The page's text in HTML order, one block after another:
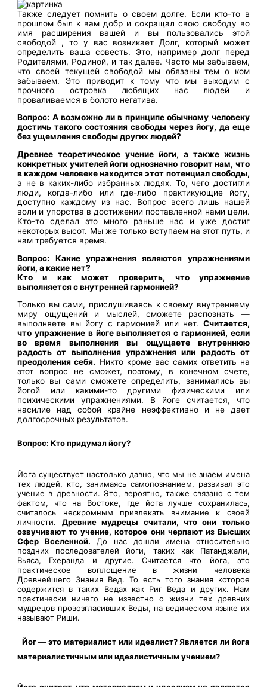
Также следует помнить о своем долге. Если кто-то в
прошлом был к вам добр и сокращал свою свободу во
имя расширения вашей и вы пользовались этой
свободой , то у вас возникает Долг, который может
определить ваша совесть. Это, например долг перед
Родителями, Родиной, и так далее. Часто мы забываем,
что своей текущей свободой мы обязаны тем о ком
забываем. Это приводит к тому что мы выходим с
прочного островка любящих нас людей и
проваливаемся в болото негатива.
Вопрос: А возможно ли в принципе обычному человеку
достичь такого состояния свободы через йогу, да еще
без ущемления свободы других людей?
Древнее теоретическое учение йоги, а также жизнь
конкретных учителей йоги однозначно говорит нам, что
в каждом человеке находится этот потенциал свободы,
а не в каких-либо избранных людях. То, чего достигли
люди, когда-либо или где-либо практикующие йогу,
доступно каждому из нас. Вопрос всего лишь нашей
воли и упорства в достижении поставленной нами цели.
Кто-то сделал это много раньше нас и уже достиг
некоторых высот. Мы же только вступаем на этот путь, и
нам требуется время.
Вопрос: Какие упражнения являются упражнениями
йоги, а какие нет?
Кто и как может проверить, что упражнение
выполняется с внутренней гармонией?
Только вы сами, прислушиваясь к своему внутреннему
миру ощущений и мыслей, сможете распознать —
выполняете вы йогу с гармонией или нет. Считается,
что упражнение в йоге выполняется с гармонией, если
во время выполнения вы ощущаете внутреннюю
радость от выполнения упражнения или радость от
преодоления себя. Никто кроме вас самих ответить на
этот вопрос не сможет, поэтому, в конечном счете,
только вы сами сможете определить, занимались вы
йогой или какими-то другими физическими или
психическими упражнениями. В йоге считается, что
насилие над собой крайне неэффективно и не дает
долгосрочных результатов.
Вопрос: Кто придумал йогу?
Йога существует настолько давно, что мы не знаем имена
тех людей, кто, занимаясь самопознанием, развивал это
учение в древности. Это, вероятно, также связано с тем
фактом, что на Востоке, где йога лучше сохранилась,
считалось нескромным привлекать внимание к своей
личности. Древние мудрецы считали, что они только
озвучивают то учение, которое они черпают из Высших
Сфер Вселенной. До нас дошли имена относительно
поздних последователей йоги, таких как Патанджали,
Вьяса, Гхеранда и другие. Считается что йога, это
практическое воплощение в жизни человека
Древнейшего Знания Вед. То есть того знания которое
содержится в таких Ведах как Риг Веда и других. Нам
практически ничего не известно о жизни тех древних
мудрецов провозгласивших Веды, на ведическом языке их
называют Риши.
Йог — это материалист или идеалист? Является ли йога
материалистичным или идеалистичным учением?